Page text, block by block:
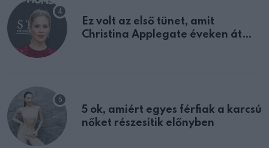
Ez volt az első tünet, amit
Christina Applegate éveken át
5 ok, amiért egyes férfiak a karcsú
nőket részesítik előnyben